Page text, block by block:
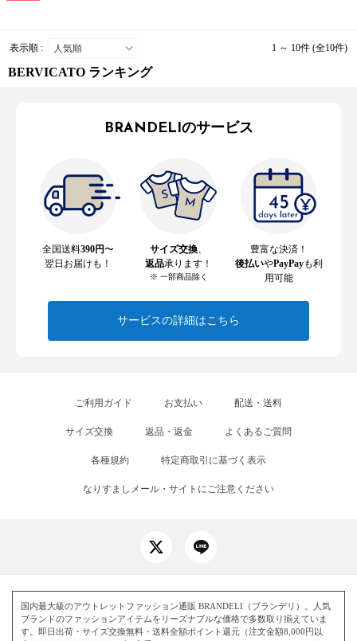
表示順 : 1 ～ 10件 (全10件)
BERVICATO ランキング
BRANDELIのサービス
全国送料390円〜
翌日お届けも！
サイズ交換
返品承ります！
※ 一部商品除く
豊富な決済！
後払いやPayPayも利
用可能
サービスの詳細はこちら
ご利用ガイド お支払い 配送・送料
サイズ交換 返品・返金 よくあるご質問
各種規約 特定商取引に基づく表示
なりすましメール・サイトにご注意ください
国内最大級のアウトレットファッション通販 BRANDELI（ブランデリ）。人気
ブランドのファッションアイテムをリーズナブルな価格で多数取り揃えていま
す。即日出荷・サイズ交換無料・送料全額ポイント還元（注文金額8,000円以